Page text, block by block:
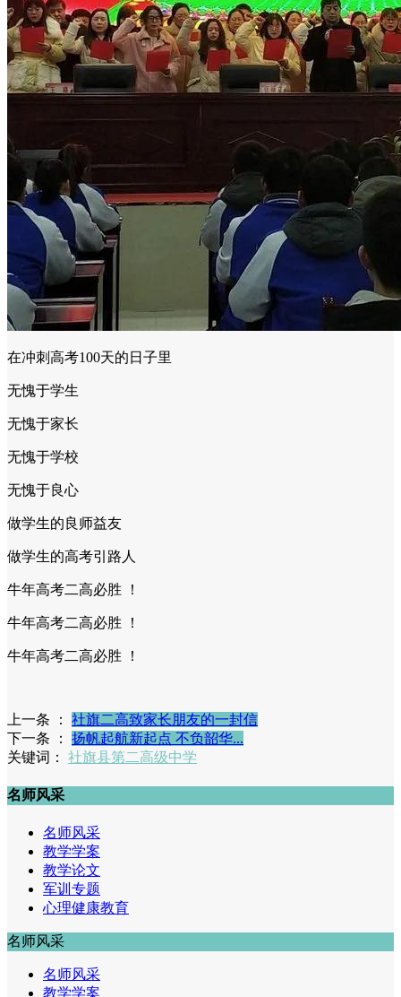
在冲刺高考100天的日子里
无愧于学生
无愧于家长
无愧于学校
无愧于良心
做学生的良师益友
做学生的高考引路人
牛年高考二高必胜 ！
牛年高考二高必胜 ！
牛年高考二高必胜 ！
上一条 ：
社旗二高致家长朋友的一封信
下一条 ：
扬帆起航新起点 不负韶华...
关键词： 社旗县第二高级中学
名师风采
名师风采
教学学案
教学论文
军训专题
心理健康教育
名师风采
名师风采
教学学案